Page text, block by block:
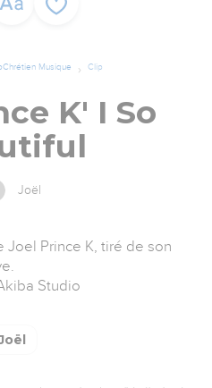
Musique Clip
K' I So
Joël
Joel Prince K, tiré de son
Studio